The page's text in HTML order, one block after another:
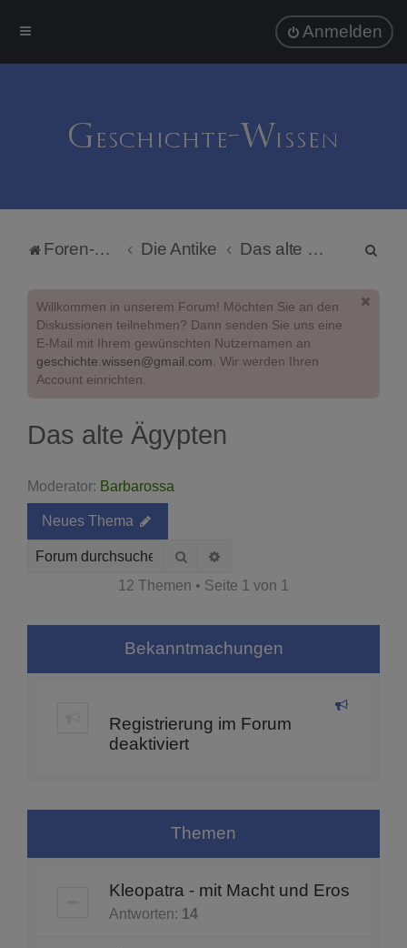
Anmelden
Foren-Übersicht Die Antike Das alte Ägypten
Willkommen in unserem Forum! Möchten Sie an den
Diskussionen teilnehmen? Dann senden Sie uns eine
E-Mail mit Ihrem gewünschten Nutzernamen an
geschichte.wissen@gmail.com. Wir werden Ihren
Account einrichten.
Das alte Ägypten
Moderator: Barbarossa
Neues Thema
Suche
12 Themen • Seite 1 von 1
Bekanntmachungen
Registrierung im Forum
deaktiviert
Themen
Kleopatra - mit Macht und Eros
Antworten: 14